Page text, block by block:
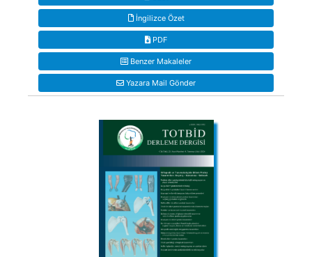
İngilizce Özet
PDF
Benzer Makaleler
Yazara Mail Gönder